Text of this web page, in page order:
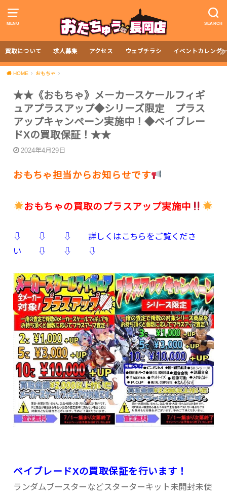
MENU SEARCH
買取について 求人募集 アクセス ウェブチラシ イベントカレンダ
HOME おもちゃ
★★《おもちゃ》メーカースケールフィギ
ュアプラスアップ◆シリーズ限定 プラス
アップキャンペーン実施中！◆ベイブレー
ドXの買取保証！★★
2024年4月29日
おもちゃ担当からお知らせです
おもちゃの買取のプラスアップ実施中
⇩ ⇩ ⇩ 詳しくはこちらをご覧くださ
い ⇩ ⇩ ⇩
ベイブレードXの買取保証を行います！
ランダムブースターなどスターターキット未開封未使